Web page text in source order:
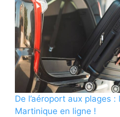
De l’aéroport aux plages
Martinique en ligne !